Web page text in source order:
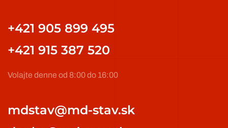
+421 905 899 495
+421 915 387 520
Volajte denne od 8:00 do 16:00
mdstav@md-stav.sk